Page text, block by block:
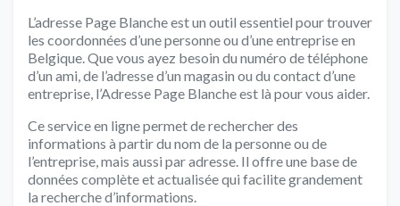
L’adresse Page Blanche est un outil essentiel pour trouver
les coordonnées d’une personne ou d’une entreprise en
Belgique. Que vous ayez besoin du numéro de téléphone
d’un ami, de l’adresse d’un magasin ou du contact d’une
entreprise, l’Adresse Page Blanche est là pour vous aider.
Ce service en ligne permet de rechercher des
informations à partir du nom de la personne ou de
l’entreprise, mais aussi par adresse. Il offre une base de
données complète et actualisée qui facilite grandement
la recherche d’informations.